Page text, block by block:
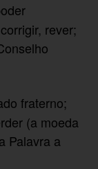
rever;
fraterno;
(a moeda
Palavra a